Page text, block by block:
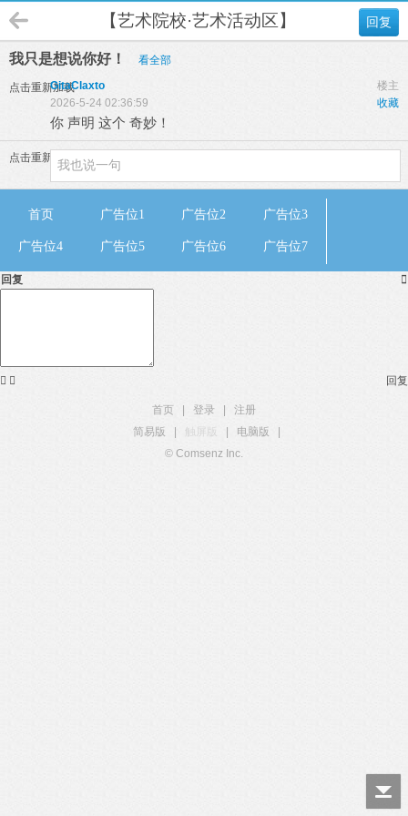
回复
【艺术院校·艺术活动区】
我只是想说你好！ 看全部
点击重新加载 楼主
GitaClaxto
收藏
2026-5-24 02:36:59
你 声明 这个 奇妙！
点击重新加载
首页 广告位1 广告位2 广告位3
广告位4 广告位5 广告位6 广告位7

回复
回复
 
首页 登录
注册
简易版
触屏版 电脑版
© Comsenz Inc.